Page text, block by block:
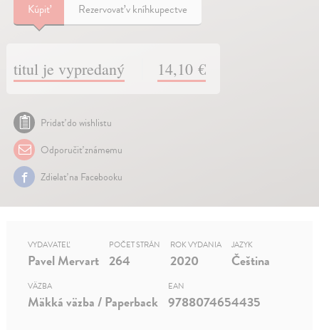
Kúpiť Rezervovať v kníhkupectve
titul je vypredaný 14,10 €
Pridať do wishlistu
Odporučiť známemu
Zdielať na Facebooku
VYDAVATEĽ
Pavel Mervart
POČET STRÁN
264
ROK VYDANIA
2020
JAZYK
Čeština
VÄZBA
Mäkká väzba / Paperback
EAN
9788074654435